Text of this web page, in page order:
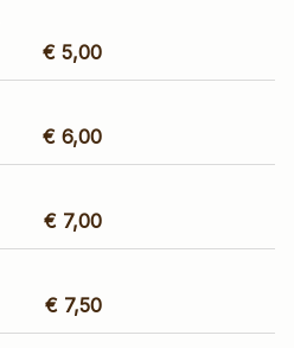
€ 5,00
€ 6,00
€ 7,00
€ 7,50